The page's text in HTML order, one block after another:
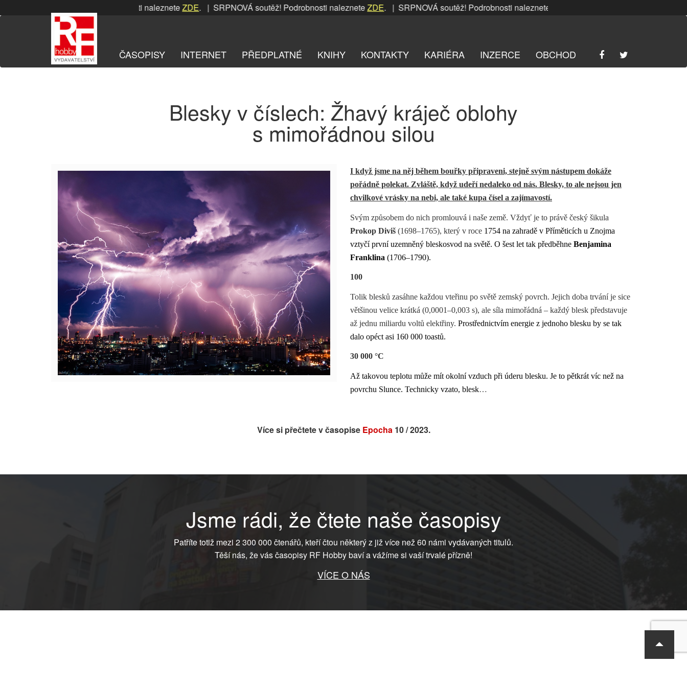
na
SRPNOVÁ soutěž! Podrobnosti nalezneteZDE. | SRPNOVÁ soutěž! Podrobnosti nalezneteZDE. | SRPNOVÁ soutěž! Podrobnosti nalezneteZDE
ČASOPISY INTERNET PŘEDPLATNÉ KNIHY KONTAKTY KARIÉRA INZERCE OBCHOD
Blesky v číslech: Žhavý kráječ oblohy
s mimořádnou silou
I když jsme na něj během bouřky připraveni, stejně svým nástupem dokáže
pořádně polekat. Zvláště, když udeří nedaleko od nás. Blesky, to ale nejsou jen
chvilkové vrásky na nebi, ale také kupa čísel a zajímavostí.
Svým způsobem do nich promlouvá i naše země. Vždyť je to právě český šikula
Prokop Diviš (1698–1765), který v roce 1754 na zahradě v Příměticích u Znojma
vztyčí první uzemněný bleskosvod na světě. O šest let tak předběhne Benjamina
Franklina (1706–1790).
100
Tolik blesků zasáhne každou vteřinu po světě zemský povrch. Jejich doba trvání je sice
většinou velice krátká (0,0001–0,003 s), ale síla mimořádná – každý blesk představuje
až jednu miliardu voltů elektřiny. Prostřednictvím energie z jednoho blesku by se tak
dalo opéct asi 160 000 toastů.
30 000 °C
Až takovou teplotu může mít okolní vzduch při úderu blesku. Je to pětkrát víc než na
povrchu Slunce. Technicky vzato, blesk…
Více si přečtete v časopise Epocha10 / 2023.
Jsme rádi, že čtete naše časopisy
Patříte totiž mezi 2 300 000 čtenářů, kteří čtou některý z již více než 60 námi vydávaných titulů.
Těší nás, že vás časopisy RF Hobby baví a vážíme si vaší trvalé přízně!
VÍCE O NÁS